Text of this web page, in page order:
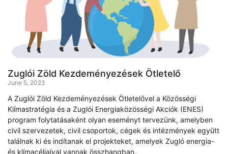
Zuglói Zöld Kezdeményezések Ötletelő
June 5, 2023
A Zuglói Zöld Kezdeményezések Ötletelővel a Közösségi
Klímastratégia és a Zuglói Energiaközösségi Akciók (ENES)
program folytatásaként olyan eseményt tervezünk, amelyben
civil szervezetek, civil csoportok, cégek és intézmények együtt
találnak ki és indítanak el projekteket, amelyek Zugló energia-
és klímacéljaival vannak összhangban.